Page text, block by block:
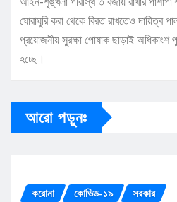
ঘোরাঘুরি করা থেকে বিরত রাখতেও দায়িত্ব
প্রয়োজনীয় সুরক্ষা পোষাক ছাড়াই অধিকাংশ
হচ্ছে।
আরো পড়ুনঃ
করোনা কোভিড-১৯ সরকার